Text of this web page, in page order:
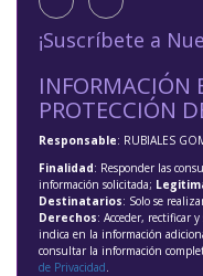
¡Suscríbete a
INFORMACIÓN
PROTECCIÓN
Responsable: RUBIALES
Finalidad: Responder las
información solicitada;
Destinatarios: Solo se
Derechos: Acceder, rectificar
indica en la información
consultar la información
de Privacidad